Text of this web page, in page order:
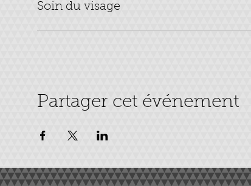
Soin du visage
Partager cet événement